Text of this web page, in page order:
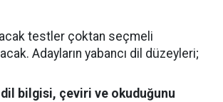
testler çoktan seçmeli
Adayların yabancı dil düzeyleri;
bilgisi, çeviri ve okuduğunu